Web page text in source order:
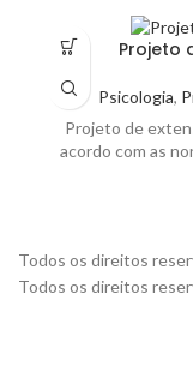
Projeto
Psicologia,
Projeto de
acordo com as
Todos os direitos
Todos os direitos